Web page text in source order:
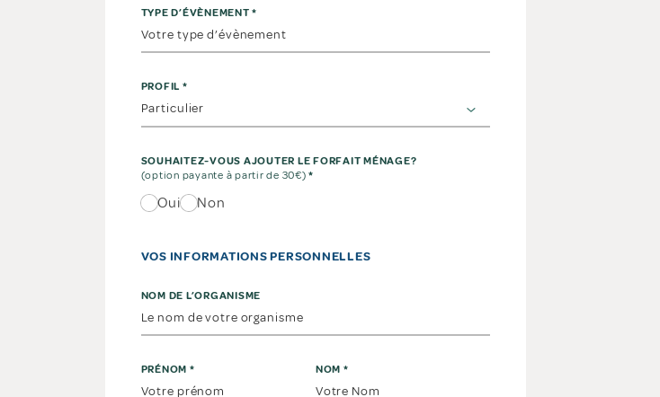
TYPE D’ÉVÈNEMENT*
PROFIL *
SOUHAITEZ-VOUS AJOUTER LE FORFAIT MÉNAGE?
(option payante à partir de 30€) *
Oui Non
VOS INFORMATIONS PERSONNELLES
NOM DE L’ORGANISME
PRÉNOM * NOM *